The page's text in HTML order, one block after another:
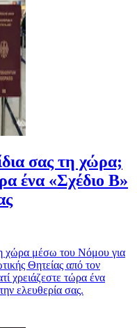
σας τη χώρα;
ένα «Σχέδιο Β»
χώρα μέσω του Νόμου για
Θητείας από τον
χρειάζεστε τώρα ένα
ελευθερία σας.